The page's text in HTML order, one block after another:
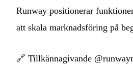
Runway positionerar
att skala marknadsföring på
🔗 Tillkännagivande